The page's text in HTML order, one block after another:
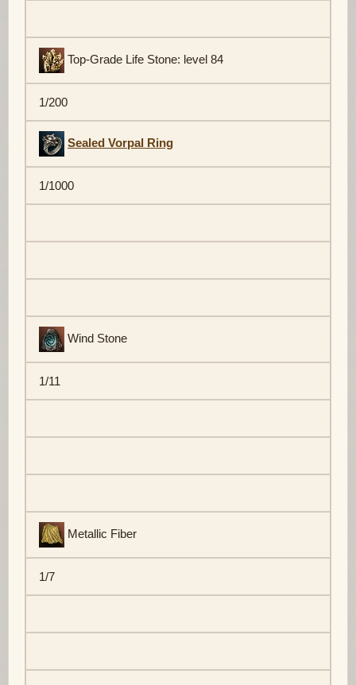
Top-Grade Life Stone: level 84
1/200
Sealed Vorpal Ring
1/1000
Wind Stone
1/11
Metallic Fiber
1/7